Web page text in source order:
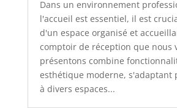
Dans un environnement
l'accueil est essentiel, il est
d'un espace organisé et
comptoir de réception que nous
présentons combine
esthétique moderne, s'adaptant
à divers espaces...